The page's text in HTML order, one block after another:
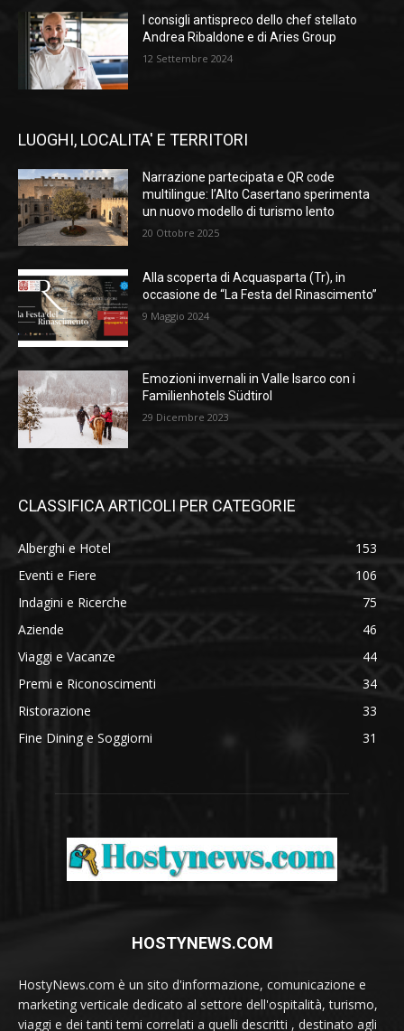
I consigli antispreco dello chef stellato
Andrea Ribaldone e di Aries Group
12 Settembre 2024
LUOGHI, LOCALITA' E TERRITORI
Narrazione partecipata e QR code
multilingue: l’Alto Casertano sperimenta
un nuovo modello di turismo lento
20 Ottobre 2025
Alla scoperta di Acquasparta (Tr), in
occasione de “La Festa del Rinascimento”
9 Maggio 2024
Emozioni invernali in Valle Isarco con i
Familienhotels Südtirol
29 Dicembre 2023
CLASSIFICA ARTICOLI PER CATEGORIE
Alberghi e Hotel
153
Eventi e Fiere
106
Indagini e Ricerche
75
Aziende
46
Viaggi e Vacanze
44
Premi e Riconoscimenti
34
Ristorazione
33
Fine Dining e Soggiorni
31
HOSTYNEWS.COM
HostyNews.com è un sito d'informazione, comunicazione e
marketing verticale dedicato al settore dell'ospitalità, turismo,
viaggi e dei tanti temi correlati a quelli descritti , destinato agli